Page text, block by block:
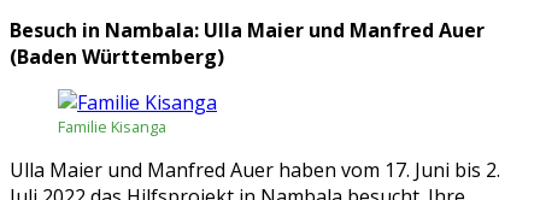
Besuch in Nambala: Ulla Maier und Manfred Auer
(Baden Württemberg)
Familie Kisanga
Ulla Maier und Manfred Auer haben vom 17. Juni bis 2.